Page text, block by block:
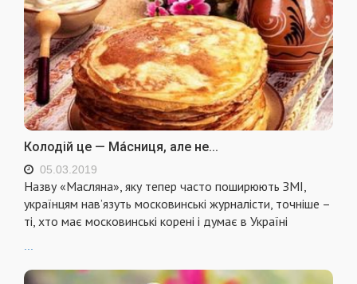
Колодій це — Ма́сниця, але не...
05.03.2019
Назву «Масляна», яку тепер часто поширюють ЗМІ,
українцям нав’язуть московинські журналісти, точніше –
ті, хто має московинські корені і думає в Україні